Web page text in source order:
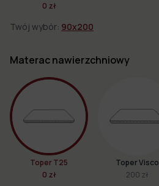
0 zł
Twój wybór: 90x200
Materac nawierzchniowy
Toper T25
0 zł
Toper Visco
200 zł